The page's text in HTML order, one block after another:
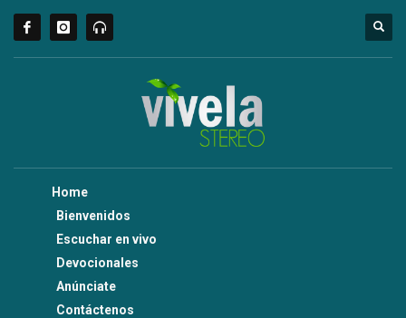
Home
Bienvenidos
Escuchar en vivo
Devocionales
Anúnciate
Contáctenos